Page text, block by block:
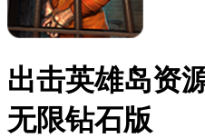
出击英雄岛资
无限钻石版